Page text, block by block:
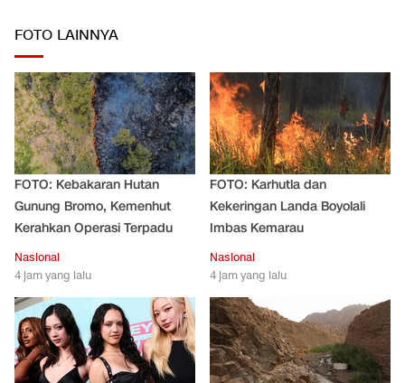
FOTO LAINNYA
FOTO: Kebakaran Hutan
Gunung Bromo, Kemenhut
Kerahkan Operasi Terpadu
Nasional
4 jam yang lalu
FOTO: Karhutla dan
Kekeringan Landa Boyolali
Imbas Kemarau
Nasional
4 jam yang lalu